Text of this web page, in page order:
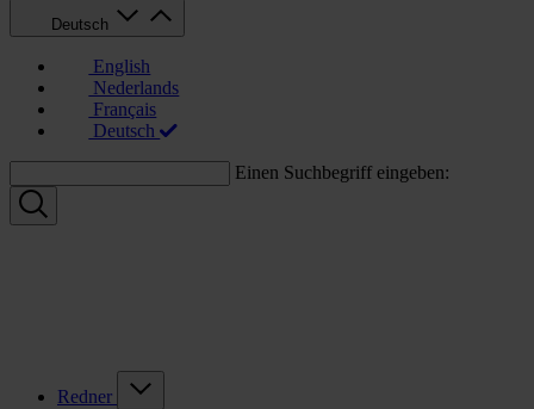
Deutsch
English
Nederlands
Français
Deutsch
Einen Suchbegriff eingeben:
Redner